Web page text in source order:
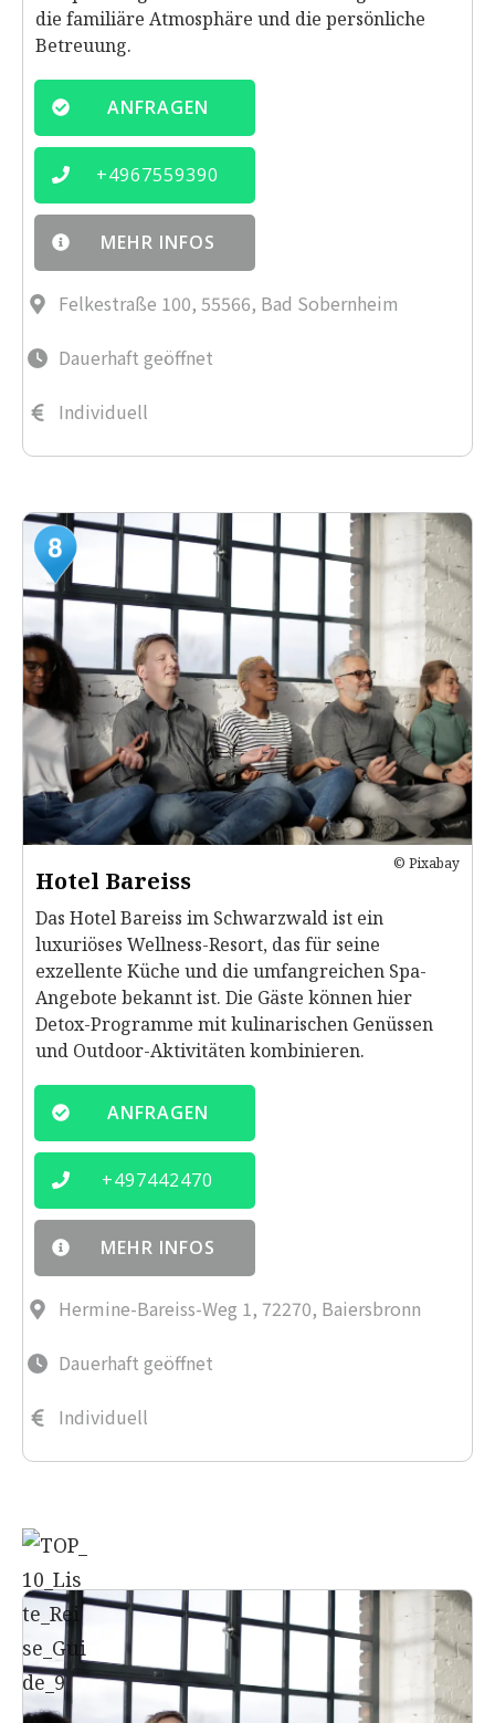
die familiäre Atmosphäre und die persönliche
Betreuung.
ANFRAGEN
+4967559390
MEHR INFOS
Felkestraße 100, 55566, Bad Sobernheim
Dauerhaft geöffnet
Individuell
© Pixabay
Hotel Bareiss
Das Hotel Bareiss im Schwarzwald ist ein
luxuriöses Wellness-Resort, das für seine
exzellente Küche und die umfangreichen Spa-
Angebote bekannt ist. Die Gäste können hier
Detox-Programme mit kulinarischen Genüssen
und Outdoor-Aktivitäten kombinieren.
ANFRAGEN
+497442470
MEHR INFOS
Hermine-Bareiss-Weg 1, 72270, Baiersbronn
Dauerhaft geöffnet
Individuell